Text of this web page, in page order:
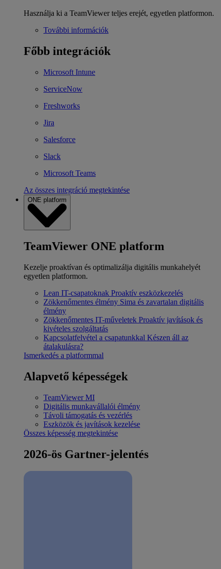
Használja ki a TeamViewer teljes erejét, egyetlen platformon.
További információk
Főbb integrációk
Microsoft Intune
ServiceNow
Freshworks
Jira
Salesforce
Slack
Microsoft Teams
Az összes integráció megtekintése
ONE platform
TeamViewer ONE platform
Kezelje proaktívan és optimalizálja digitális munkahelyét
egyetlen platformon.
Lean IT-csapatoknak Proaktív eszközkezelés
Zökkenőmentes élmény Sima és zavartalan digitális
élmény
Zökkenőmentes IT-műveletek Proaktív javítások és
kivételes szolgáltatás
Kapcsolatfelvétel a csapatunkkal Készen áll az
átalakulásra?
Ismerkedés a platformmal
Alapvető képességek
TeamViewer MI
Digitális munkavállalói élmény
Távoli támogatás és vezérlés
Eszközök és javítások kezelése
Összes képesség megtekintése
2026-ös Gartner-jelentés